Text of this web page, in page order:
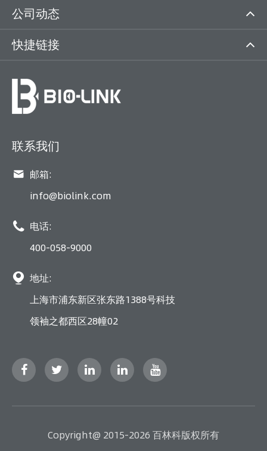
公司动态
快捷链接
联系我们
 邮箱:
info@biolink.com
 电话:
400-058-9000
 地址:
上海市浦东新区张东路1388号科技
领袖之都西区28幢02
Copyright@ 2015-2026 百林科版权所有